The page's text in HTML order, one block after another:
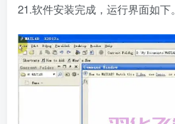
21.软件安装完成，运行界面如下。